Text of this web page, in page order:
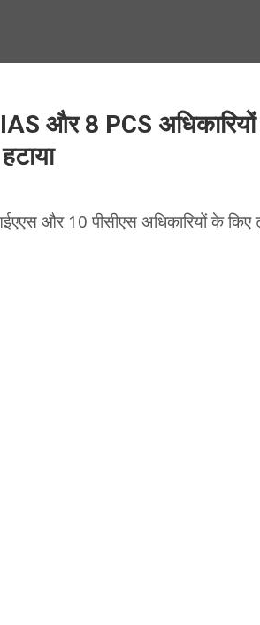
और 8 PCS
और 10 पीसीएस अधिकारियों के किए